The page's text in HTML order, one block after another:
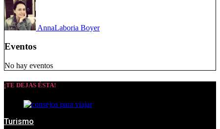
AnnaLaboria Boyer
Eventos
No hay eventos
¡TE DEJAS ÉSTA!
Turismo